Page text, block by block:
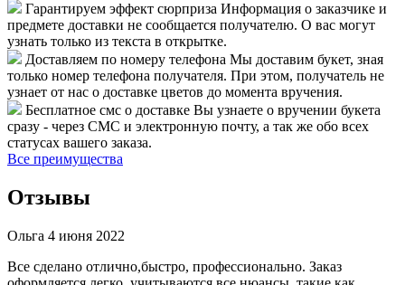
Гарантируем эффект сюрприза Информация о заказчике и
предмете доставки не сообщается получателю. О вас могут
узнать только из текста в открытке.
Доставляем по номеру телефона Мы доставим букет, зная
только номер телефона получателя. При этом, получатель не
узнает от нас о доставке цветов до момента вручения.
Бесплатное смс о доставке Вы узнаете о вручении букета
сразу - через СМС и электронную почту, а так же обо всех
статусах вашего заказа.
Все преимущества
Отзывы
Ольга 4 июня 2022
Все сделано отлично,быстро, профессионально. Заказ